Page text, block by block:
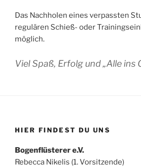
Das Nachholen eines verpassten
regulären Schieß- oder
möglich.
Viel Spaß, Erfolg und „Alle ins
HIER FINDEST DU UNS
Bogenflüsterer e.V.
Rebecca Nikelis (1. Vorsitzende)